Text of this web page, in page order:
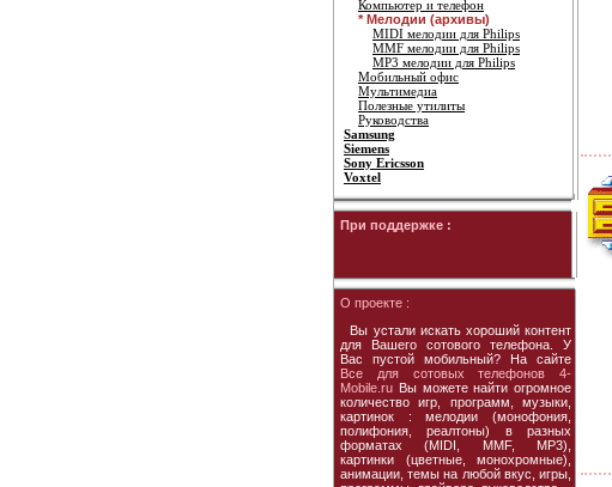
Компьютер и телефон
* Мелодии (архивы)
MIDI мелодии для Philips
MMF мелодии для Philips
MP3 мелодии для Philips
Мобильный офис
Мультимедиа
Полезные утилиты
Руководства
Samsung
Siemens
Sony Ericsson
Voxtel
При поддержке :
О проекте :
Вы устали искать хороший контент
для Вашего сотового телефона. У
Вас пустой мобильный? На сайте
Все для сотовых телефонов 4-
Mobile.ru Вы можете найти огромное
количество игр, программ, музыки,
картинок : мелодии (монофония,
полифония, реалтоны) в разных
форматах (MIDI, MMF, MP3),
картинки (цветные, монохромные),
анимации, темы на любой вкус, игры,